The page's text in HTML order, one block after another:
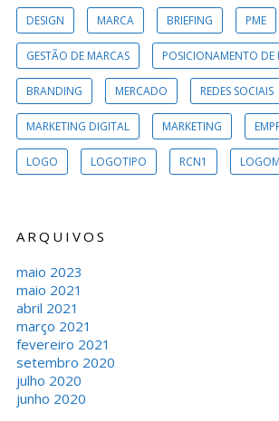
DESIGN MARCA BRIEFING PME
GESTÃO DE MARCAS POSICIONAMENTO DE
BRANDING MERCADO REDES SOCIAIS
MARKETING DIGITAL MARKETING
LOGO LOGOTIPO RCN1
ARQUIVOS
maio 2023
maio 2021
abril 2021
março 2021
fevereiro 2021
setembro 2020
julho 2020
junho 2020